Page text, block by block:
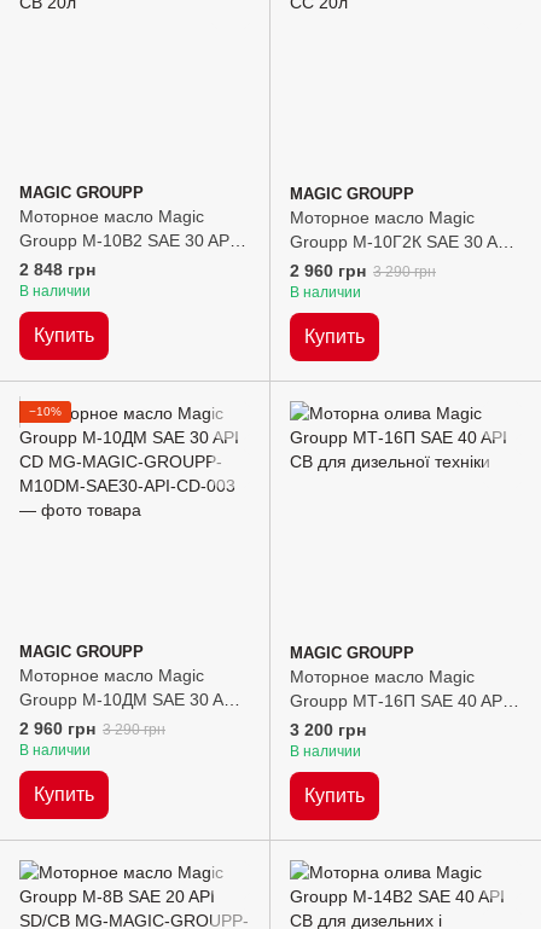
MAGIC GROUPP
Моторное масло Magic
Groupp М-10В2 SAE 30 API
CB, 20л
2 848 грн
В наличии
Купить
MAGIC GROUPP
Моторное масло Magic
Groupp М-10Г2К SAE 30 API
CC, 20л
2 960 грн 3 290 грн
В наличии
Купить
−10%
MAGIC GROUPP
Моторное масло Magic
Groupp М-10ДМ SAE 30 API
CD, 20л
2 960 грн 3 290 грн
В наличии
Купить
MAGIC GROUPP
Моторное масло Magic
Groupp МТ-16П SAE 40 API
CB, 20л
3 200 грн
В наличии
Купить